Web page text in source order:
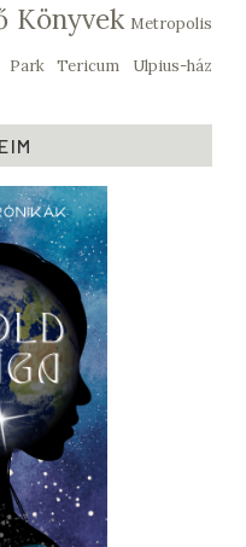
Könyvek Metropolis
Park Tericum Ulpius-ház